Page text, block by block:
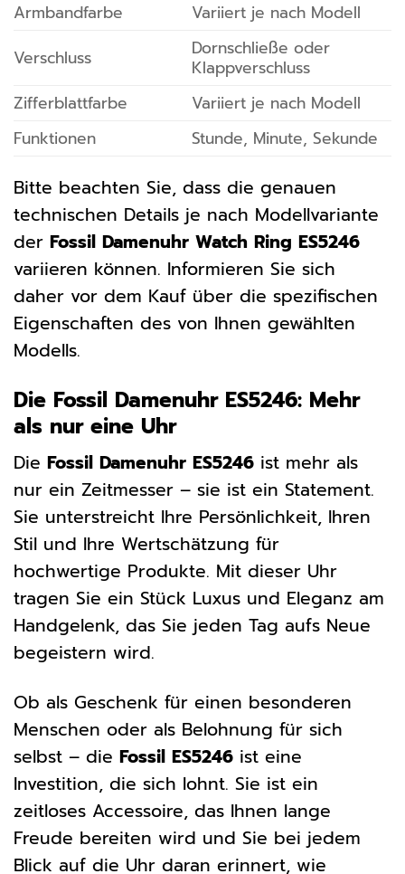
Armbandfarbe
Variiert je nach Modell
Verschluss
Dornschließe oder
Klappverschluss
Zifferblattfarbe
Variiert je nach Modell
Funktionen
Stunde, Minute, Sekunde
Bitte beachten Sie, dass die genauen
technischen Details je nach Modellvariante
der Fossil Damenuhr Watch Ring ES5246
variieren können. Informieren Sie sich
daher vor dem Kauf über die spezifischen
Eigenschaften des von Ihnen gewählten
Modells.
Die Fossil Damenuhr ES5246: Mehr
als nur eine Uhr
Die Fossil Damenuhr ES5246 ist mehr als
nur ein Zeitmesser – sie ist ein Statement.
Sie unterstreicht Ihre Persönlichkeit, Ihren
Stil und Ihre Wertschätzung für
hochwertige Produkte. Mit dieser Uhr
tragen Sie ein Stück Luxus und Eleganz am
Handgelenk, das Sie jeden Tag aufs Neue
begeistern wird.
Ob als Geschenk für einen besonderen
Menschen oder als Belohnung für sich
selbst – die Fossil ES5246 ist eine
Investition, die sich lohnt. Sie ist ein
zeitloses Accessoire, das Ihnen lange
Freude bereiten wird und Sie bei jedem
Blick auf die Uhr daran erinnert, wie